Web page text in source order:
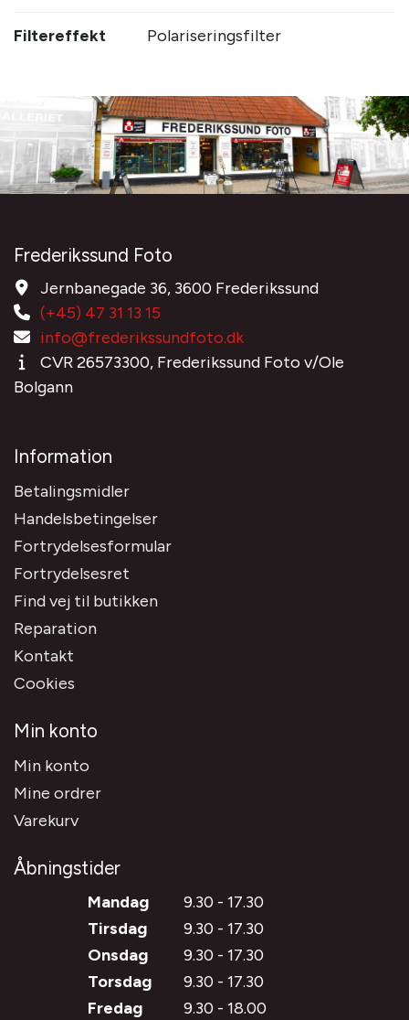
Filtereffekt Polariseringsfilter
Frederikssund Foto
Jernbanegade 36, 3600 Frederikssund
(+45) 47 31 13 15
info@frederikssundfoto.dk
CVR 26573300, Frederikssund Foto v/Ole
Bolgann
Information
Betalingsmidler
Handelsbetingelser
Fortrydelsesformular
Fortrydelsesret
Find vej til butikken
Reparation
Kontakt
Cookies
Min konto
Min konto
Mine ordrer
Varekurv
Åbningstider
Mandag
9.30 - 17.30
Tirsdag
9.30 - 17.30
Onsdag
9.30 - 17.30
Torsdag
9.30 - 17.30
Fredag
9.30 - 18.00